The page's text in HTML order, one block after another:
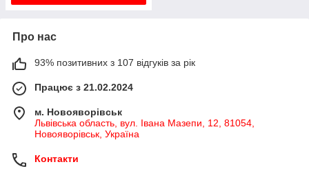
Про нас
93% позитивних з 107 відгуків за рік
Працює з 21.02.2024
м. Новояворівськ
Львівська область, вул. Івана Мазепи, 12, 81054,
Новояворівськ, Україна
Контакти